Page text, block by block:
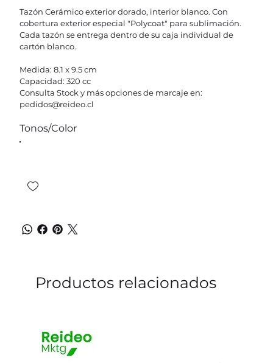
Tazón Cerámico exterior dorado, interior blanco. Con
cobertura exterior especial "Polycoat" para sublimación.
Cada tazón se entrega dentro de su caja individual de
cartón blanco.
Medida: 8.1 x 9.5 cm
Capacidad: 320 cc
Consulta Stock y más opciones de marcaje en:
pedidos@reideo.cl
Tonos/Color
Productos relacionados